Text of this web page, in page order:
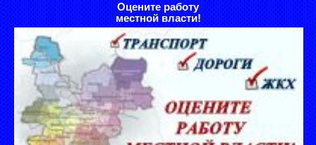
Оцените работу
местной власти!